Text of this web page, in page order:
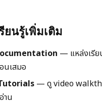
ยนรู้เพิ่มเติม
— แหล่งเรี
นเสมอ
— ดู video
าน